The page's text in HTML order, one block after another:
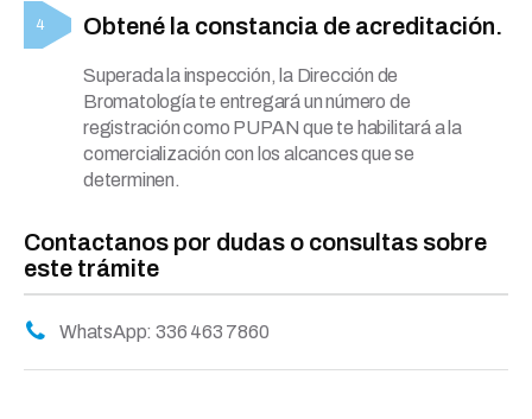
Obtené la constancia de acreditación.
Superada la inspección, la Dirección de
Bromatología te entregará un número de
registración como PUPAN que te habilitará a la
comercialización con los alcances que se
determinen.
Contactanos por dudas o consultas sobre
este trámite
WhatsApp: 336 463 7860